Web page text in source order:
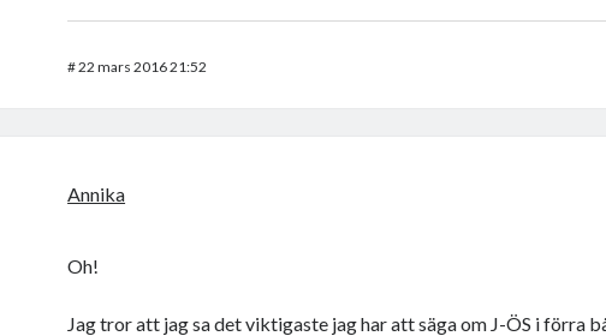
#22 mars 2016 21:52
Annika
Oh!
Jag tror att jag sa det viktigaste jag har att säga om J-ÖS i förra